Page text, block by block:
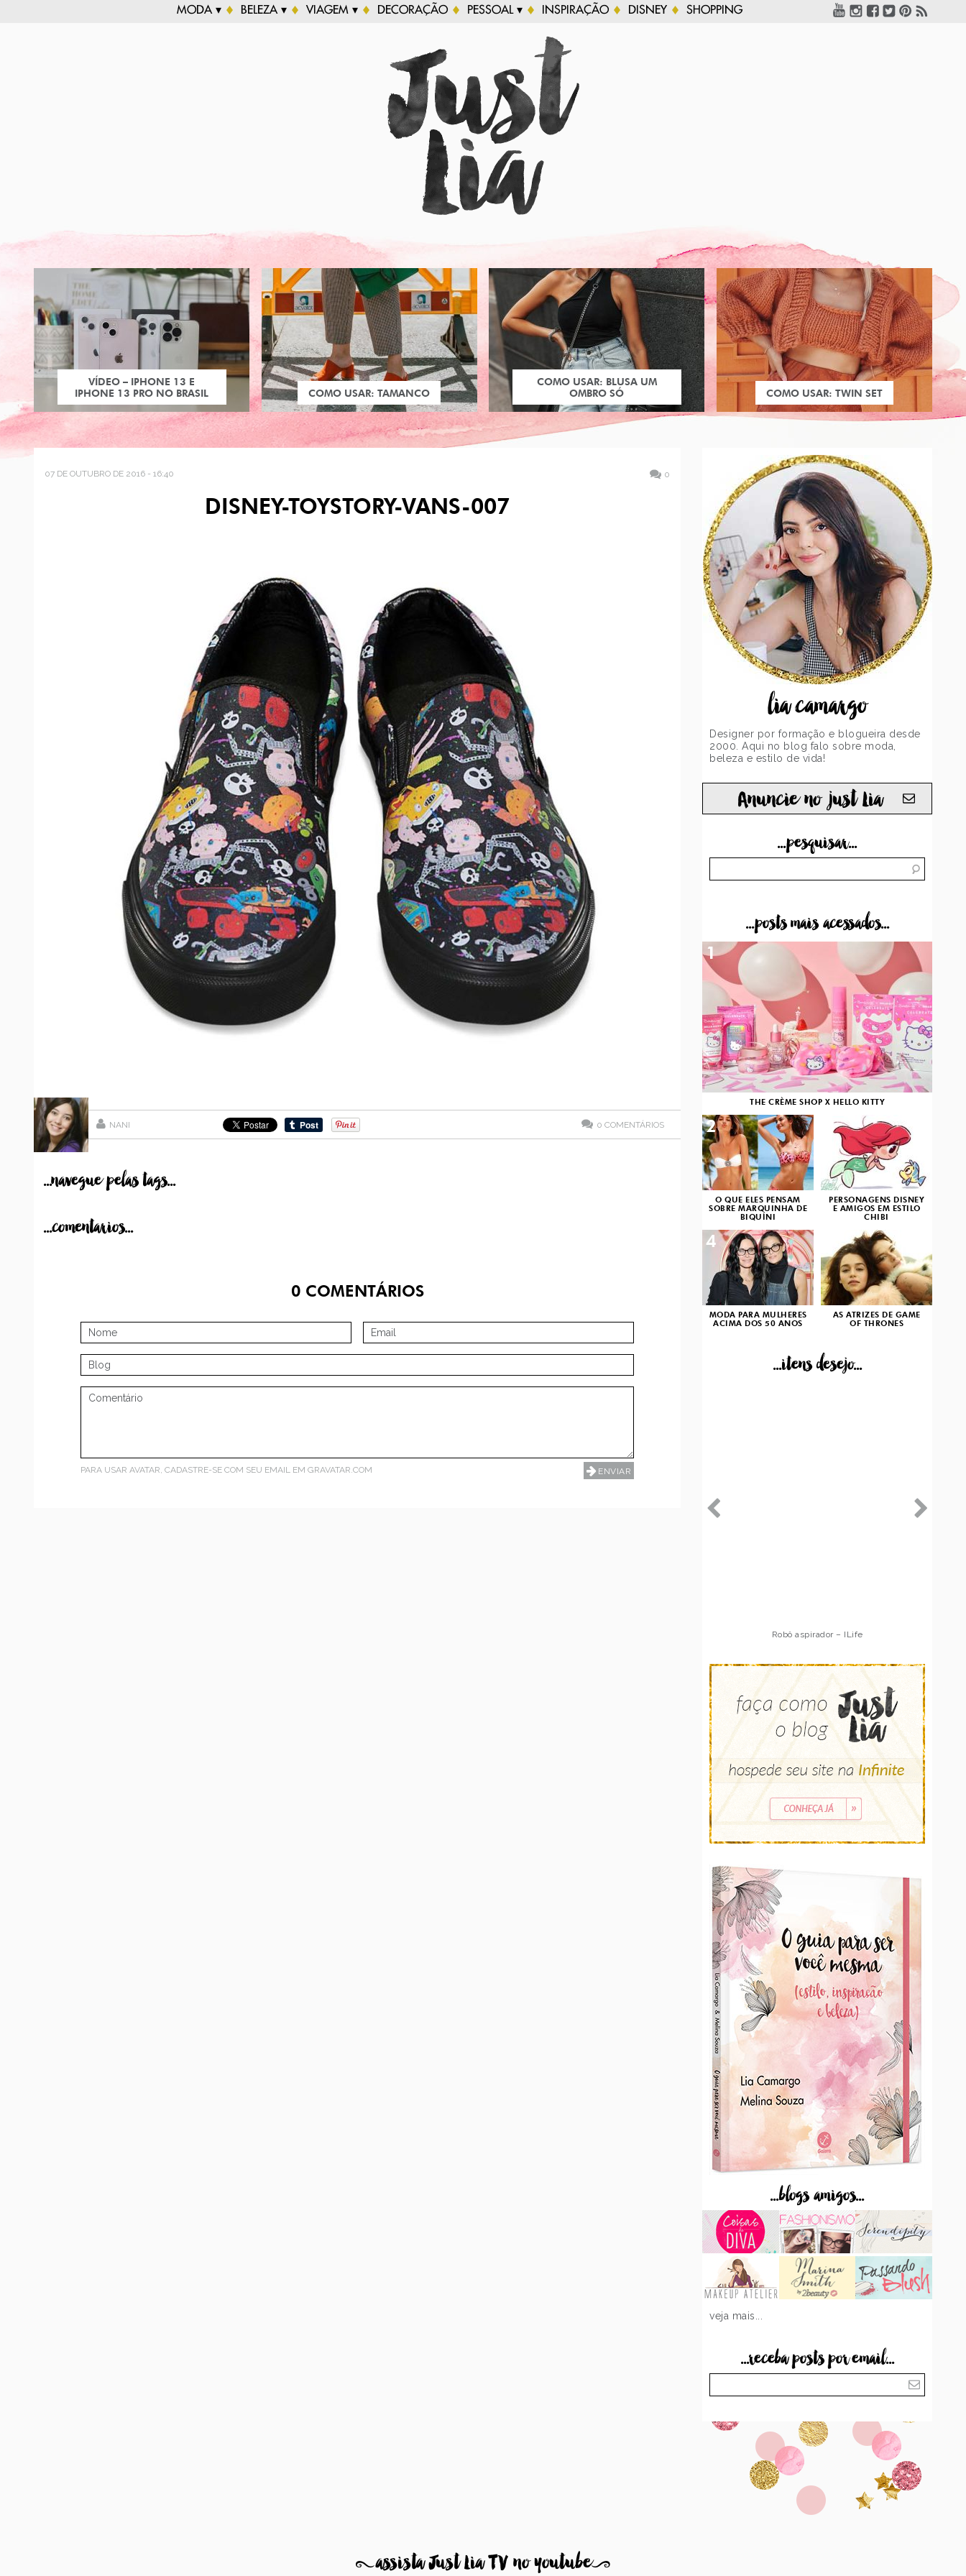
MODA ▾ BELEZA ▾ VIAGEM ▾ DECORAÇÃO PESSOAL ▾ INSPIRAÇÃO DISNEY SHOPPING
VÍDEO – IPHONE 13 E
IPHONE 13 PRO NO BRASIL
COMO USAR: TAMANCO
COMO USAR: BLUSA UM
OMBRO SÓ
COMO USAR: TWIN SET
07 DE OUTUBRO DE 2016 - 16:40 0
DISNEY-TOYSTORY-VANS-007
NANI 0 COMENTÁRIOS
...navegue pelas tags...
...comentarios...
0COMENTÁRIOS
PARA USAR AVATAR, CADASTRE-SE COM SEU EMAIL EM GRAVATAR.COM
lia camargo
Designer por formação e blogueira desde
2000. Aqui no blog falo sobre moda,
beleza e estilo de vida!
Anuncie no just Lia
...pesquisar...
...posts mais acessados...
THE CRÈME SHOP X HELLO KITTY
1
O QUE ELES PENSAM
SOBRE MARQUINHA DE
BIQUÍNI
2
PERSONAGENS DISNEY
E AMIGOS EM ESTILO
CHIBI
3
MODA PARA MULHERES
ACIMA DOS 50 ANOS
4
AS ATRIZES DE GAME
OF THRONES
...itens desejo...
Robô aspirador – Multilaser
...blogs amigos...
veja mais...
...receba posts por email...
8assista Just Lia TV no youtube9